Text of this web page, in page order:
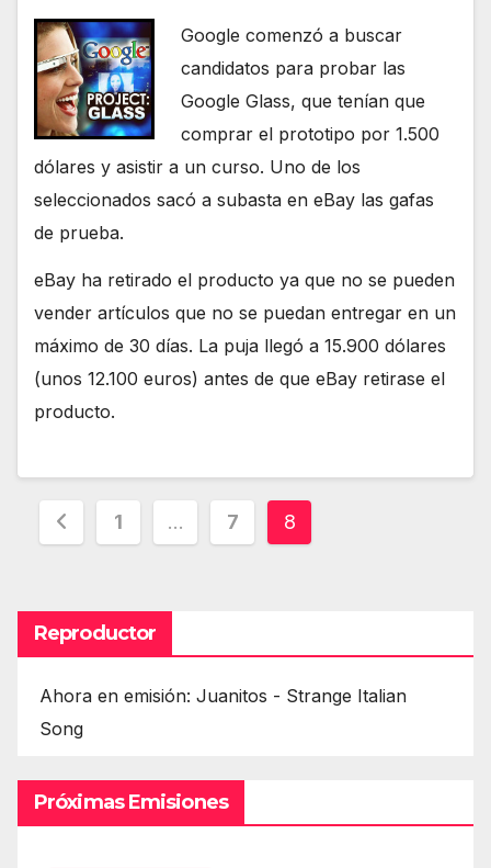
Google comenzó a buscar
candidatos para probar las
Google Glass, que tenían que
comprar el prototipo por 1.500
dólares y asistir a un curso. Uno de los
seleccionados sacó a subasta en eBay las gafas
de prueba.
eBay ha retirado el producto ya que no se pueden
vender artículos que no se puedan entregar en un
máximo de 30 días. La puja llegó a 15.900 dólares
(unos 12.100 euros) antes de que eBay retirase el
producto.
Paginación
entradas
1 … 7 8
Reproductor
Ahora en emisión: Juanitos - Strange Italian
Song
Próximas Emisiones